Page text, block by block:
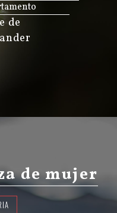
de
de mujer